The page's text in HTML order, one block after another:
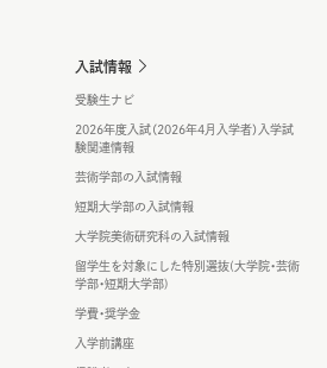
入試情報
受験生ナビ
2026年度入試（2026年4月入学者）入学試
験関連情報
芸術学部の入試情報
短期大学部の入試情報
大学院美術研究科の入試情報
留学生を対象にした特別選抜(大学院・芸術
学部・短期大学部)
学費・奨学金
入学前講座